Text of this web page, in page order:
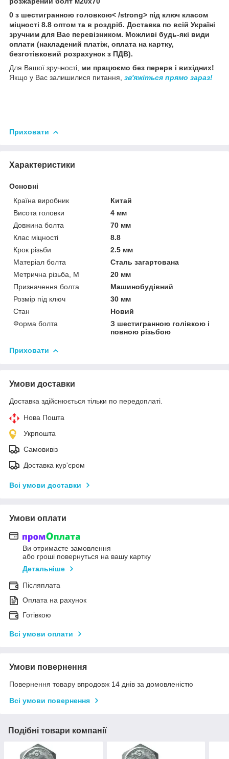
0 з шестигранною головкою< /strong> під ключ класом
міцності 8.8 оптом та в роздріб. Доставка по всій Україні
зручним для Вас перевізником. Можливі будь-які види
оплати (накладений платіж, оплата на картку,
безготівковий розрахунок з ПДВ).
Для Вашої зручності, ми працюємо без перерв і вихідних!
Якщо у Вас залишилися питання, зв'яжіться прямо зараз!
Приховати
Характеристики
Основні
Країна виробник
Китай
Висота головки
4 мм
Довжина болта
70 мм
Клас міцності
8.8
Крок різьби
2.5 мм
Матеріал болта
Сталь загартована
Метрична різьба, М
20 мм
Призначення болта
Машинобудівний
Розмір під ключ
30 мм
Стан
Новий
Форма болта
З шестигранною голівкою і
повною різьбою
Приховати
Умови доставки
Доставка здійснюється тільки по передоплаті.
Нова Пошта
Укрпошта
Самовивіз
Доставка кур'єром
Всі умови доставки
Умови оплати
Ви отримаєте замовлення
або гроші повернуться на вашу картку
Детальніше
Післяплата
Оплата на рахунок
Готівкою
Всі умови оплати
Умови повернення
Повернення товару впродовж 14 днів за домовленістю
Всі умови повернення
Подібні товари компанії